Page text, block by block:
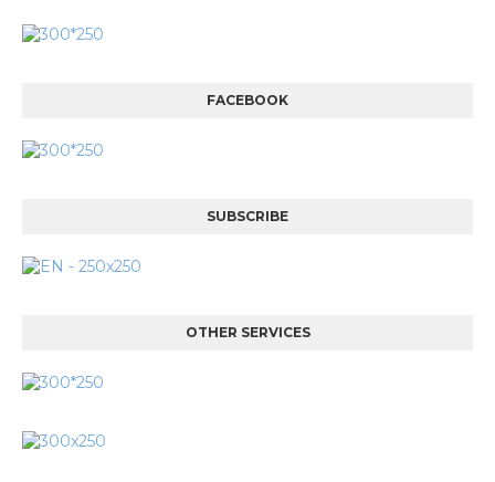
FACEBOOK
SUBSCRIBE
OTHER SERVICES